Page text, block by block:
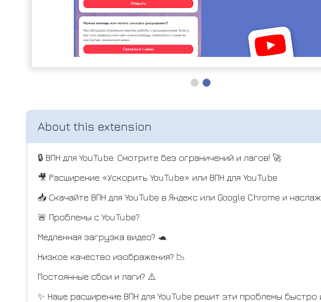
🔒 ВПН для YouTube: Смотрите без ограничений и лагов! 🚀
🎥 Расширение «Ускорить YouTube» или ВПН для YouTube
📥 Скачайте ВПН для YouTube в Яндекс или Google Chrome и
🚨 Проблемы с YouTube?
Медленная загрузка видео? 🐢
Низкое качество изображения? 📉
Постоянные сбои и лаги? ⚠️
✨ Наше расширение ВПН для YouTube решит эти проблемы быстро